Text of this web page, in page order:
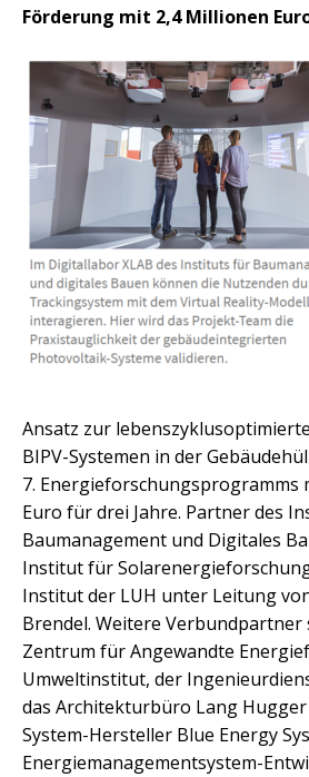
Förderung mit 2,4 Millionen
Ansatz zur
BIPV-Systemen in der
7. Energieforschungsprogramms
Euro für drei Jahre. Partner des
Baumanagement und Digitales
Institut für Solarenergieforschung
Institut der LUH unter Leitung
Brendel. Weitere Verbundpartner
Zentrum für Angewandte
Umweltinstitut, der
das Architekturbüro Lang Hugger
System-Hersteller Blue Energy
Energiemanagementsystem-